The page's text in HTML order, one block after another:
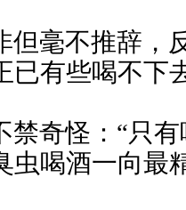
毫不推辞，
已有些喝不下
奇怪：“只
虫喝酒一向最